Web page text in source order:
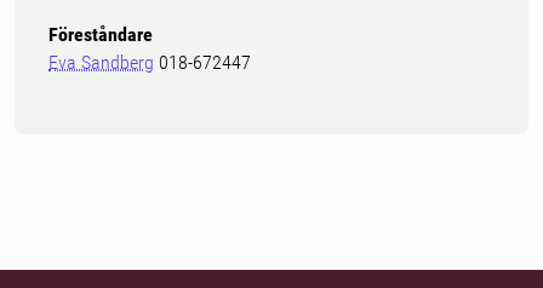
Föreståndare
Eva Sandberg 018-672447